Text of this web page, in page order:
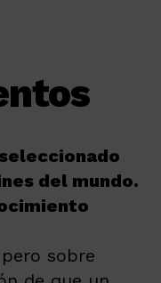
del mundo.
sobre